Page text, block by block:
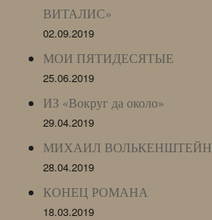
ВИТАЛИС»
02.09.2019
МОИ ПЯТИДЕСЯТЫЕ
25.06.2019
ИЗ «Вокруг да около»
29.04.2019
МИХАИЛ ВОЛЬКЕНШТЕЙН
28.04.2019
КОНЕЦ РОМАНА
18.03.2019